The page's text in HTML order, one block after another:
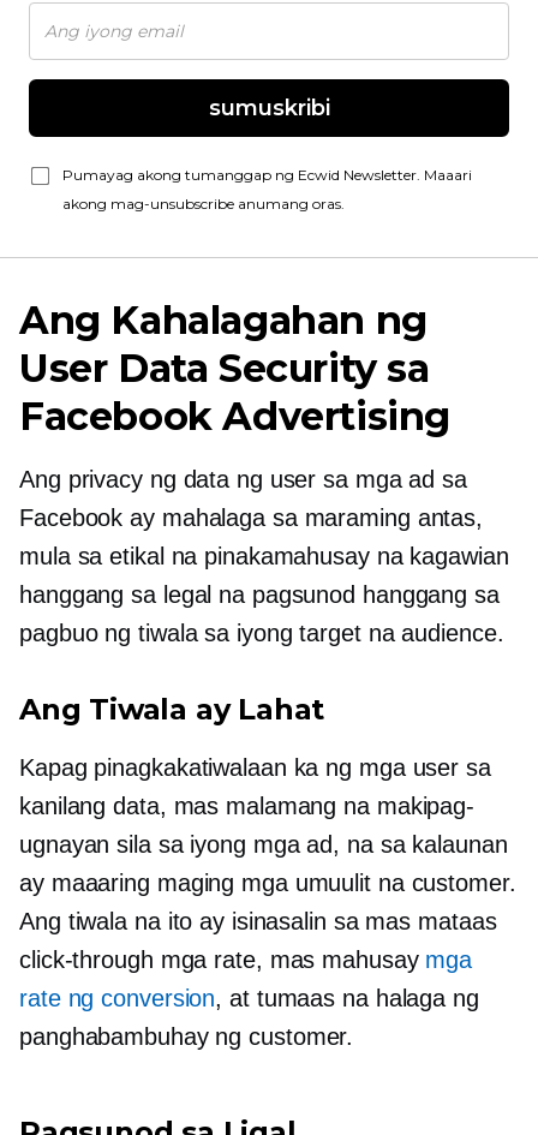
sumuskribi
Pumayag akong tumanggap ng Ecwid Newsletter. Maaari
akong mag-unsubscribe anumang oras.
Ang Kahalagahan ng
User Data Security sa
Facebook Advertising
Ang privacy ng data ng user sa mga ad sa
Facebook ay mahalaga sa maraming antas,
mula sa etikal na pinakamahusay na kagawian
hanggang sa legal na pagsunod hanggang sa
pagbuo ng tiwala sa iyong target na audience.
Ang Tiwala ay Lahat
Kapag pinagkakatiwalaan ka ng mga user sa
kanilang data, mas malamang na makipag-
ugnayan sila sa iyong mga ad, na sa kalaunan
ay maaaring maging mga umuulit na customer.
Ang tiwala na ito ay isinasalin sa mas mataas
click-through mga rate, mas mahusay mga
rate ng conversion, at tumaas na halaga ng
panghabambuhay ng customer.